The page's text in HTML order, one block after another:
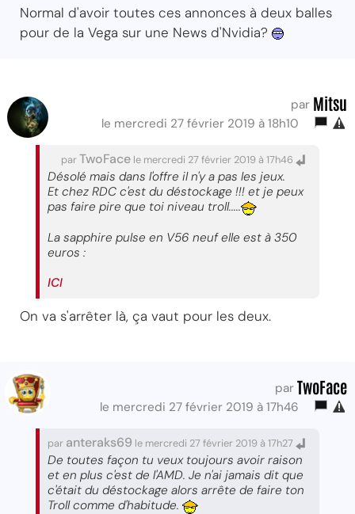
Normal d'avoir toutes ces annonces à deux balles
pour de la Vega sur une News d'Nvidia?
par Mitsu
le mercredi 27 février 2019 à 18h10
parTwoFace le mercredi 27 février 2019 à 17h46
Désolé mais dans l'offre il n'y a pas les jeux.
Et chez RDC c'est du déstockage !!! et je peux
pas faire pire que toi niveau troll.....
La sapphire pulse en V56 neuf elle est à 350
euros :
ICI
On va s'arrêter là, ça vaut pour les deux.
par TwoFace
le mercredi 27 février 2019 à 17h46
par anteraks69 le mercredi 27 février 2019 à 17h27
De toutes façon tu veux toujours avoir raison
et en plus c'est de l'AMD. Je n'ai jamais dit que
c'était du déstockage alors arrête de faire ton
Troll comme d'habitude.